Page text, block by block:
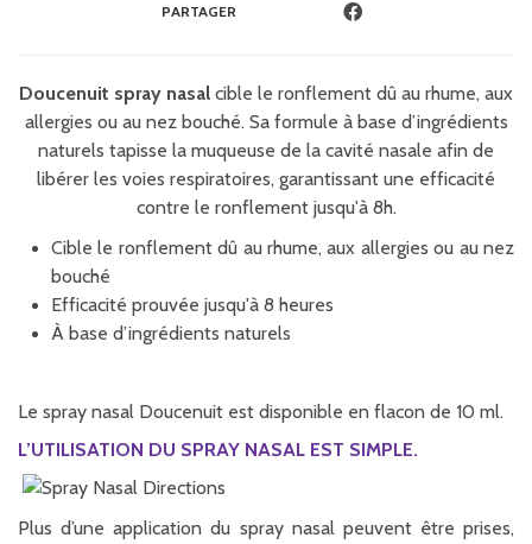
PARTAGER
Doucenuit spray nasal cible le ronflement dû au rhume, aux
allergies ou au nez bouché. Sa formule à base d’ingrédients
naturels tapisse la muqueuse de la cavité nasale afin de
libérer les voies respiratoires, garantissant une efficacité
contre le ronflement jusqu'à 8h.
Cible le ronflement dû au rhume, aux allergies ou au nez
bouché
Efficacité prouvée jusqu'à 8 heures
À base d’ingrédients naturels
Le spray nasal Doucenuit est disponible en flacon de 10 ml.
L’UTILISATION DU SPRAY NASAL EST SIMPLE.
Plus d’une application du spray nasal peuvent être prises,